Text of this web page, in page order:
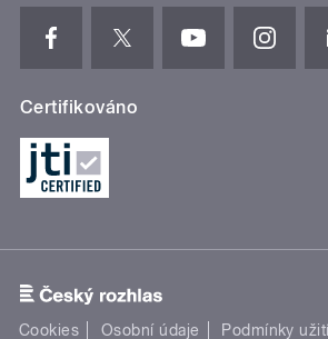
Certifikováno
Cookies Osobní údaje Podmínky užití